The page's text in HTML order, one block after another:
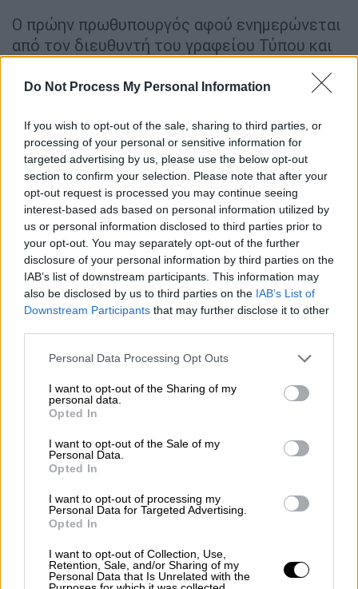
Do Not Process My Personal Information
If you wish to opt-out of the sale, sharing to third parties, or
processing of your personal or sensitive information for
targeted advertising by us, please use the below opt-out
section to confirm your selection. Please note that after your
opt-out request is processed you may continue seeing
interest-based ads based on personal information utilized by
us or personal information disclosed to third parties prior to
your opt-out. You may separately opt-out of the further
disclosure of your personal information by third parties on the
IAB’s list of downstream participants. This information may
also be disclosed by us to third parties on the IAB’s List of
Downstream Participants that may further disclose it to other
Please note that this website/app uses one or more Google
not limited to your visit or usage behaviour. You may click to
grant or deny consent to Google and its third-party tags to
use your data for below specified purposes in below Google
consent section.
Personal Data Processing Opt Outs
I want to opt-out of the Sharing of my
personal data.
Opted In
I want to opt-out of the Sale of my
Personal Data.
Opted In
I want to opt-out of processing my
Personal Data for Targeted Advertising.
Opted In
I want to opt-out of Collection, Use,
Retention, Sale, and/or Sharing of my
Personal Data that Is Unrelated with the
Ο πρώην πρωθυπουργός αφού ενημερώνεται
από τον διευθυντή του γραφείου Τύπου και
εξαπολύοντας πυρά.
ΔΙΑΒΑΣΤΕ ΕΠΙΣΗΣ
Πολιτική|05.07.2026 10:12
Μητσοτάκης για εμπρηστικές
επιθέσεις: Ο τοξικός λόγος στρώνει
το χαλί σε αυτούς που θέλουν να
εγκληματήσουν
Ας τα βρει πρώτα με τον αδερφό της» λέει
για την
Ντόρα Μπακογιάννη η οποία
Αντώνη Σαμαρά. «Ξέρεις πόσα χρόνια έχουν
περάσει από τότε που έχασε την αρχηγία από
video